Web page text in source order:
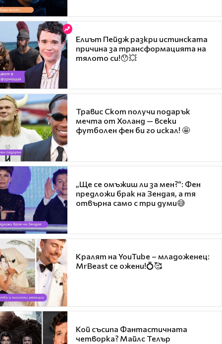
Елиът Пейдж разкри истинската
причина за трансформацията на
тялото си!😯💥
Травис Скот получи подарък
мечта от Холанд — всеки
футболен фен би го искал! 🤩
„Ще се омъжиш ли за мен?“: Фен
предложи брак на Зендая, а тя
отвърна само с три думи😅
Кралят на YouTube – младоженец:
MrBeast се ожени!💍🥰
Кой съсипа Фантастичната
четворка? Майлс Телър